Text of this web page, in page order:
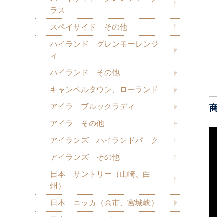
ラス
スペイサイド その他
ハイランド グレンモーレンジ
ィ
ハイランド その他
キャンベルタウン、ローランド
アイラ ブルックラディ
アイラ その他
アイランズ ハイランドパーク
アイランズ その他
日本 サントリー（山崎、白
州）
日本 ニッカ（余市、宮城峡）